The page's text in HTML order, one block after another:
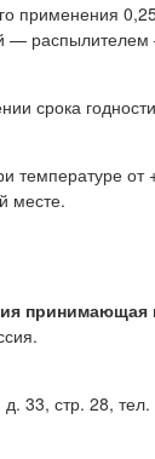
применения
—
срока
температуре от
месте.
принимающая
33, стр. 28,